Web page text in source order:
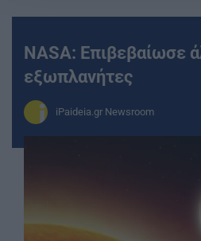
NASA: Επιβεβαίωσε
εξωπλανήτες
iPaideia.gr Newsroom